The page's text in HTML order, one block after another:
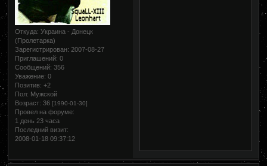
Откуда: Украина - Донецк
(Пролетарка)
Зарегистрирован: 2007-08-27
Приглашений: 0
Сообщений: 356
Уважение: 0
Позитив: +2
Пол: Мужской
Возраст: 36[1990-01-30]
Провел на форуме:
1 день 23 часа
Последний визит:
2008-01-18 09:37:12